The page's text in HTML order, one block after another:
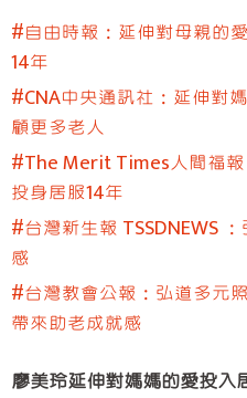
高雄服務處
#自由時報：延伸對母親的
14年
#CNA中央通訊社：延伸對
顧更多老人
#The Merit Times人間福報
投身居服14年
#台灣新生報 TSSDNEWS
感
#台灣教會公報：弘道多元
帶來助老成就感
廖美玲延伸對媽媽的愛投入